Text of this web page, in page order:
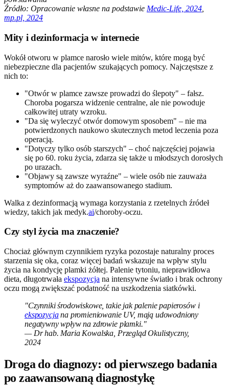
Źródło: Opracowanie własne na podstawie Medic-Life, 2024
mp.pl, 2024
Mity i dezinformacja w internecie
Wokół otworu w plamce narosło wiele mitów, które mogą być
niebezpieczne dla pacjentów szukających pomocy. Najczęstsze z
nich to:
"Otwór w plamce zawsze prowadzi do ślepoty" – fałsz.
Choroba pogarsza widzenie centralne, ale nie powoduje
całkowitej utraty wzroku.
"Da się wyleczyć otwór domowym sposobem" – nie ma
potwierdzonych naukowo skutecznych metod leczenia poza
operacją.
"Dotyczy tylko osób starszych" – choć najczęściej pojawia
się po 60. roku życia, zdarza się także u młodszych dorosłych
po urazach.
"Objawy są zawsze wyraźne" – wiele osób nie zauważa
symptomów aż do zaawansowanego stadium.
Walka z dezinformacją wymaga korzystania z rzetelnych źródeł
wiedzy, takich jak medyk.ai/choroby-oczu.
Czy styl życia ma znaczenie?
Chociaż głównym czynnikiem ryzyka pozostaje naturalny proces
starzenia się oka, coraz więcej badań wskazuje na wpływ stylu
życia na kondycję plamki żółtej. Palenie tytoniu, nieprawidłowa
dieta, długotrwała ekspozycja na intensywne światło i brak ochrony
oczu mogą zwiększać podatność na uszkodzenia siatkówki.
"Czynniki środowiskowe, takie jak palenie papierosów i
ekspozycjana promieniowanie UV, mają udowodniony
negatywny wpływ na zdrowie plamki."
— Dr hab. Maria Kowalska, Przegląd Okulistyczny,
2024
Droga do diagnozy: od pierwszego badania
po zaawansowaną diagnostykę